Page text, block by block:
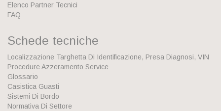
Elenco Partner Tecnici
FAQ
Schede tecniche
Localizzazione Targhetta Di Identificazione, Presa Diagnosi, VIN
Procedure Azzeramento Service
Glossario
Casistica Guasti
Sistemi Di Bordo
Normativa Di Settore